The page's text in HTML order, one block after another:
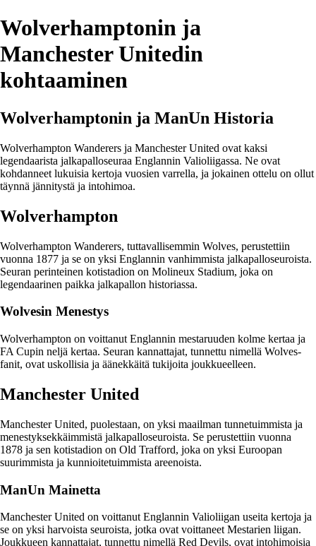
Wolverhamptonin ja
Manchester Unitedin
kohtaaminen
Wolverhamptonin ja ManUn Historia
Wolverhampton Wanderers ja Manchester United ovat kaksi
legendaarista jalkapalloseuraa Englannin Valioliigassa. Ne ovat
kohdanneet lukuisia kertoja vuosien varrella, ja jokainen ottelu on ollut
täynnä jännitystä ja intohimoa.
Wolverhampton
Wolverhampton Wanderers, tuttavallisemmin Wolves, perustettiin
vuonna 1877 ja se on yksi Englannin vanhimmista jalkapalloseuroista.
Seuran perinteinen kotistadion on Molineux Stadium, joka on
legendaarinen paikka jalkapallon historiassa.
Wolvesin Menestys
Wolverhampton on voittanut Englannin mestaruuden kolme kertaa ja
FA Cupin neljä kertaa. Seuran kannattajat, tunnettu nimellä Wolves-
fanit, ovat uskollisia ja äänekkäitä tukijoita joukkueelleen.
Manchester United
Manchester United, puolestaan, on yksi maailman tunnetuimmista ja
menestyksekkäimmistä jalkapalloseuroista. Se perustettiin vuonna
1878 ja sen kotistadion on Old Trafford, joka on yksi Euroopan
suurimmista ja kunnioitetuimmista areenoista.
ManUn Mainetta
Manchester United on voittanut Englannin Valioliigan useita kertoja ja
se on yksi harvoista seuroista, jotka ovat voittaneet Mestarien liigan.
Joukkueen kannattajat, tunnettu nimellä Red Devils, ovat intohimoisia